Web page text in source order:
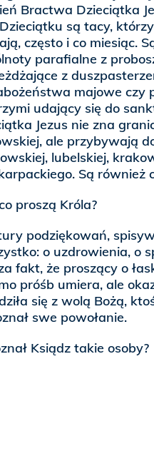
Bractwa Dzieciątka
są tacy,
często i co miesiąc.
parafialne z
z
majowe czy
udający się do
Jezus nie zna
ale przybywają
lubelskiej,
Są również
proszą Króla?
podziękowań,
o uzdrowienia, o
fakt, że proszący o
próśb umiera, ale
się z wolą Bożą,
swe powołanie.
Ksiądz takie osoby?